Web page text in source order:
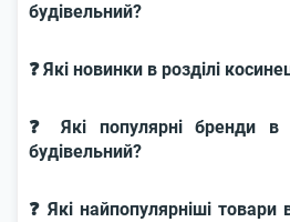
будівельний?
❓ Які новинки в розділі
❓ Які популярні бренди в
будівельний?
❓ Які найпопулярніші товари